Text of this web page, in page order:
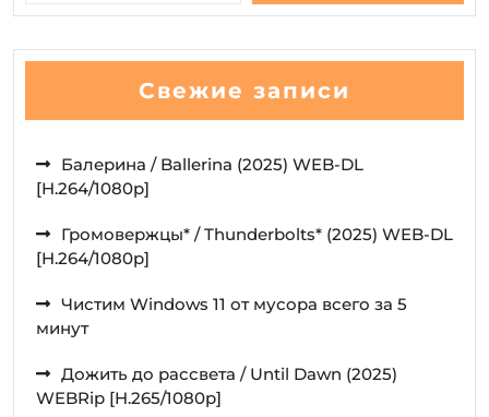
Свежие записи
Балерина / Ballerina (2025) WEB-DL
[H.264/1080p]
Громовержцы* / Thunderbolts* (2025) WEB-DL
[H.264/1080p]
Чистим Windows 11 от мусора всего за 5
минут
Дожить до рассвета / Until Dawn (2025)
WEBRip [H.265/1080p]